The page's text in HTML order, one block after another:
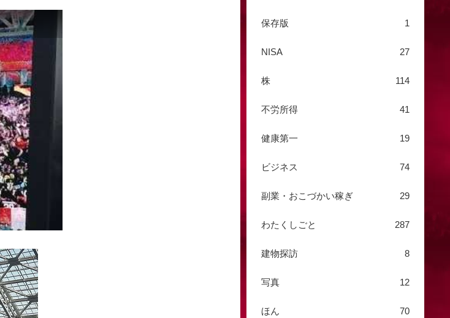
保存版 1
NISA 27
株 114
不労所得 41
健康第一 19
ビジネス 74
副業・おこづかい稼ぎ 29
わたくしごと 287
建物探訪 8
写真 12
ほん 70